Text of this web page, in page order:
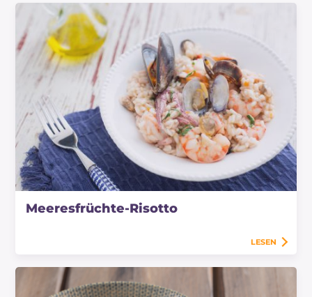
Meeresfrüchte-Risotto
LESEN